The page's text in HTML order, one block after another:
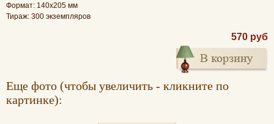
Формат: 140x205 мм
Тираж: 300 экземпляров
570 руб
Еще фото (чтобы увеличить - кликните по
картинке):